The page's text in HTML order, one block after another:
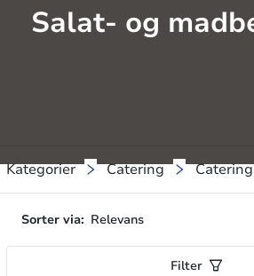
Salat- og
Kategorier Catering Catering
Sorter via: Relevans
Filter